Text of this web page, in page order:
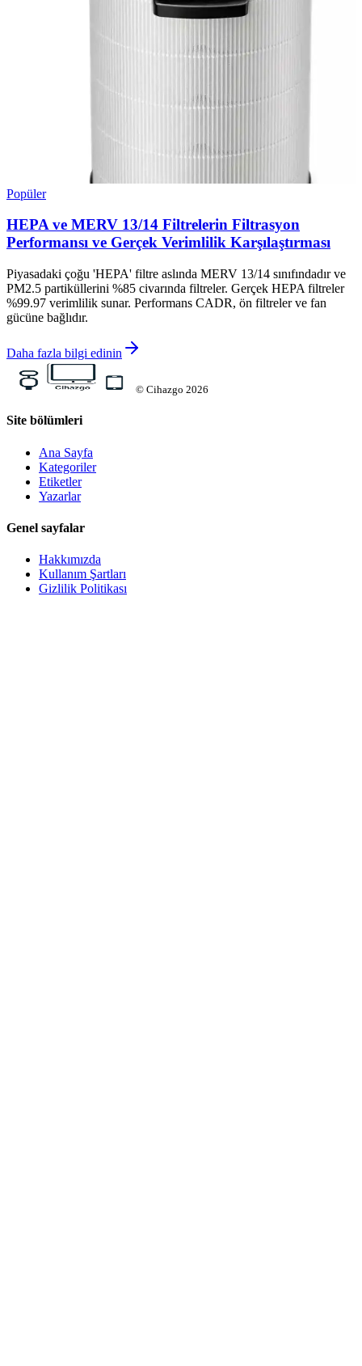
Popüler
HEPA ve MERV 13/14 Filtrelerin Filtrasyon
Performansı ve Gerçek Verimlilik Karşılaştırması
Piyasadaki çoğu 'HEPA' filtre aslında MERV 13/14 sınıfındadır ve
PM2.5 partiküllerini %85 civarında filtreler. Gerçek HEPA filtreler
%99.97 verimlilik sunar. Performans CADR, ön filtreler ve fan
gücüne bağlıdır.
Daha fazla bilgi edinin
© Cihazgo 2026
Site bölümleri
Ana Sayfa
Kategoriler
Etiketler
Yazarlar
Genel sayfalar
Hakkımızda
Kullanım Şartları
Gizlilik Politikası